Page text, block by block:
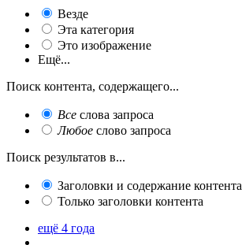
Везде
Эта категория
Это изображение
Ещё...
Поиск контента, содержащего...
Все слова запроса
Любое слово запроса
Поиск результатов в...
Заголовки и содержание контента
Только заголовки контента
ещё 4 года